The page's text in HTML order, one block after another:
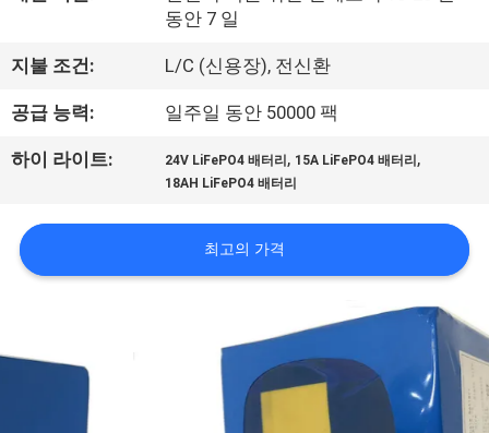
공
장
학
질
동안 7 일
지불 조건: L/C (신용장), 전신환
공급 능력: 일주일 동안 50000 팩
하이 라이트: 24V LiFePO4 배터리 , 15A LiFePO4 배터리 ,
18AH LiFePO4 배터리
최고의 가격